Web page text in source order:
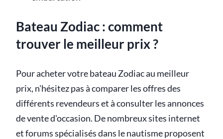
Bateau Zodiac : comment
trouver le meilleur prix ?
Pour acheter votre bateau Zodiac au meilleur
prix, n'hésitez pas à comparer les offres des
différents revendeurs et à consulter les annonces
de vente d'occasion. De nombreux sites internet
et forums spécialisés dans le nautisme proposent